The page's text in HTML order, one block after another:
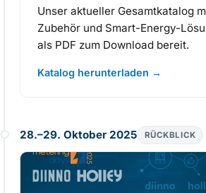
Unser aktueller Gesamtkatalog
Zubehör und Smart-Energy-
als PDF zum Download bereit.
Katalog herunterladen →
28.–29. Oktober 2025 RÜCKBLICK